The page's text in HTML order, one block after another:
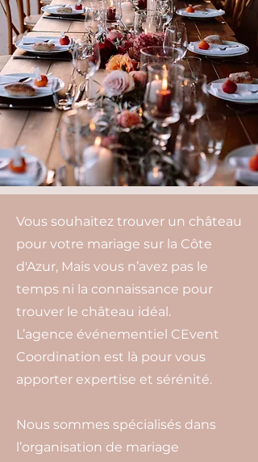
Vous souhaitez trouver un château
pour votre mariage sur la Côte
d'Azur, Mais vous n’avez pas le
temps ni la connaissance pour
trouver le château idéal.
L’agence événementiel CEvent
Coordination est là pour vous
apporter expertise et sérénité.
Nous sommes spécialisés dans
l’organisation de mariage